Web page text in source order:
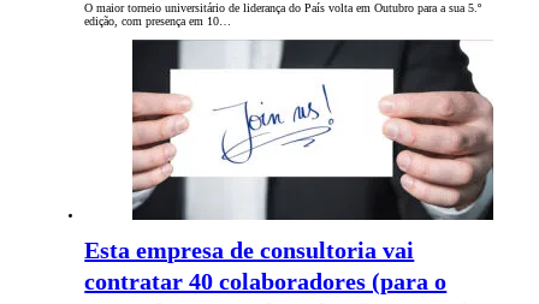
O maior torneio universitário de liderança do País volta em Outubro para a sua 5.º
edição, com presença em 10…
Esta empresa de consultoria vai
contratar 40 colaboradores (para o